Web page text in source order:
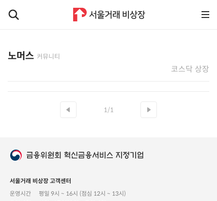
노머스 커뮤니티
코스닥 상장
1/1
서울거래 비상장 고객센터
운영시간
평일 9시 ~ 16시 (점심 12시 ~ 13시)